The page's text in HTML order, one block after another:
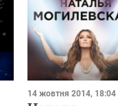
14 жовтня 2014, 18:04